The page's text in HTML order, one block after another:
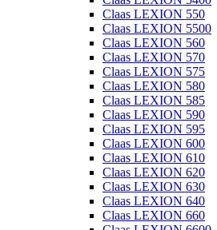
Claas LEXION 550
Claas LEXION 5500
Claas LEXION 560
Claas LEXION 570
Claas LEXION 575
Claas LEXION 580
Claas LEXION 585
Claas LEXION 590
Claas LEXION 595
Claas LEXION 600
Claas LEXION 610
Claas LEXION 620
Claas LEXION 630
Claas LEXION 640
Claas LEXION 660